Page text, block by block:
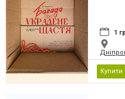
1
Купити